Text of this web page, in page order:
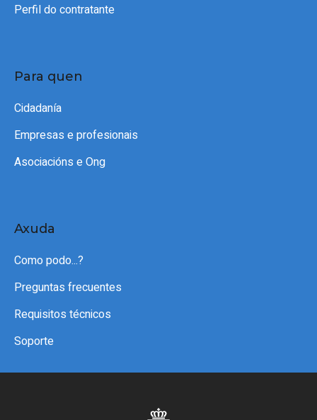
Perfil do contratante
Para quen
Cidadanía
Empresas e profesionais
Asociacións e Ong
Axuda
Como podo...?
Preguntas frecuentes
Requisitos técnicos
Soporte